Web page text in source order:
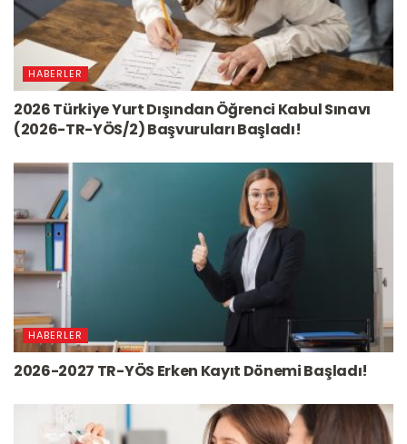
HABERLER
2026 Türkiye Yurt Dışından Öğrenci Kabul Sınavı
(2026-TR-YÖS/2) Başvuruları Başladı!
HABERLER
2026-2027 TR-YÖS Erken Kayıt Dönemi Başladı!